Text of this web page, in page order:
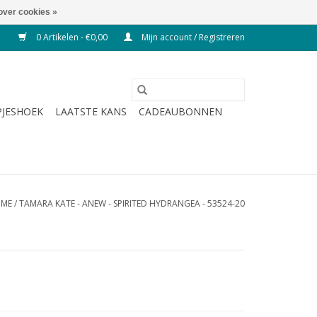
0 Artikelen - €0,00 Mijn account / Registreren
LAATSTE KANS
CADEAUBONNEN
/TAMARA KATE - ANEW - SPIRITED HYDRANGEA - 53524-20
cookies »